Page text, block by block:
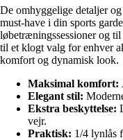
De omhyggelige detaljer
must-have i din sports
løbetræningssessioner og
til et klogt valg for enhver
komfort og dynamisk look.
Maksimal komfort:
Elegant stil:
Ekstra beskyttelse:
vejr.
Praktisk: 1/4 lynlås